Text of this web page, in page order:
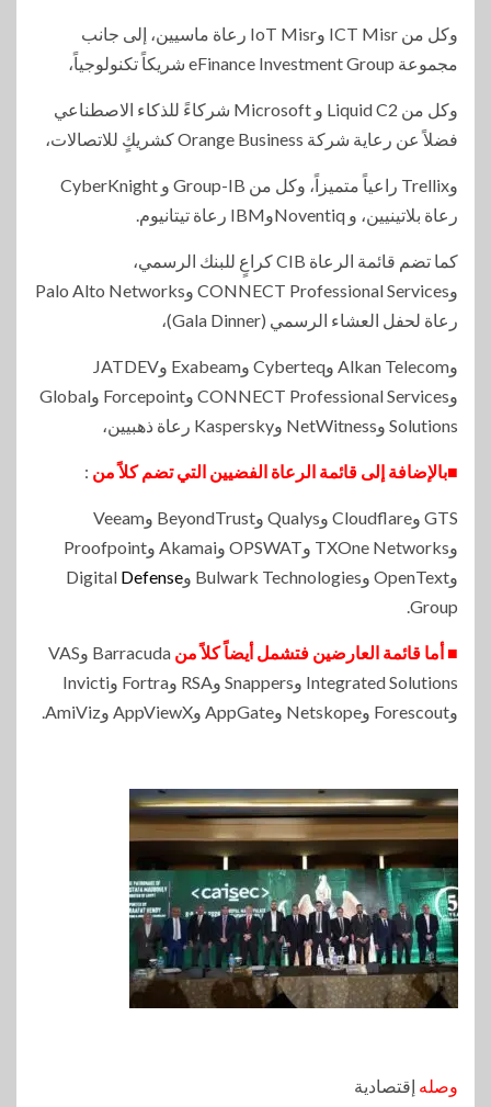
وكل من ICT Misr وIoT Misr رعاة ماسيين، إلى جانب
مجموعة eFinance Investment Group شريكاً تكنولوجياً،
وكل من Liquid C2 و Microsoft شركاءً للذكاء الاصطناعي
فضلاً عن رعاية شركة Orange Business كشريكٍ للاتصالات،
وTrellix راعياً متميزاً، وكل من Group-IB و CyberKnight
رعاة بلاتينيين، و NoventiqوIBM رعاة تيتانيوم.
كما تضم قائمة الرعاة CIB كراعٍ للبنك الرسمي،
وCONNECT Professional Services وPalo Alto Networks
رعاة لحفل العشاء الرسمي (Gala Dinner)،
وAlkan Telecom وCyberteq وExabeam وJATDEV
وCONNECT Professional Services وForcepoint وGlobal
Solutions وNetWitness وKaspersky رعاة ذهبيين،
■بالإضافة إلى قائمة الرعاة الفضيين التي تضم كلاً من :
GTS وCloudflare وQualys وBeyondTrust وVeeam
وTXOne Networks وOPSWAT وAkamai وProofpoint
وOpenText وBulwark Technologies وDigital
Defense
Group.
■ أما قائمة العارضين فتشمل أيضاً كلاً من
Barracuda وVAS
Integrated Solutions وSnappers وRSA وFortra وInvicti
وForescout وNetskope وAppGate وAppViewX وAmiViz.
وصله إقتصادية